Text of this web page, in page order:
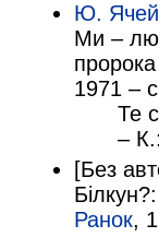
Ю.
Ми –
1971 –
Те
–
[Без
Ранок,